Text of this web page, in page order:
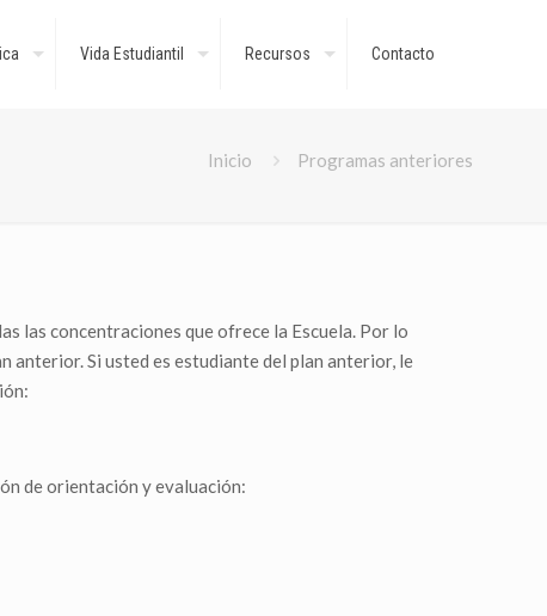
Vida Estudiantil Recursos Contacto
Inicio Programas anteriores
las concentraciones que ofrece la Escuela. Por lo
anterior. Si usted es estudiante del plan anterior, le
de orientación y evaluación: